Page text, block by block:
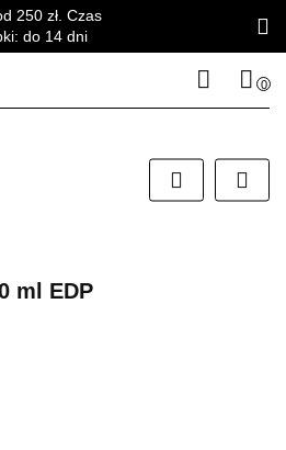
250 zł. Czas
do 14 dni
Zarejestruj się
Dodaj zgłoszenie
0
ml EDP